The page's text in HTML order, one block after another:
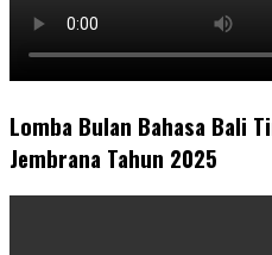
Lomba Bulan Bahasa Bali
Jembrana Tahun 2025